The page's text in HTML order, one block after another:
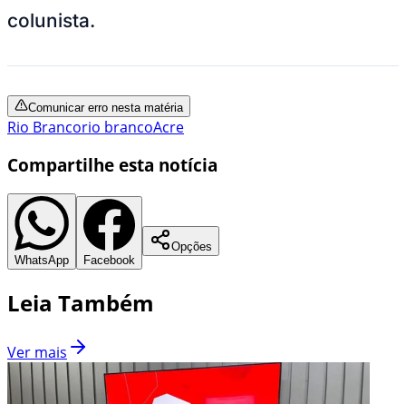
colunista.
Comunicar erro nesta matéria
Rio Brancorio brancoAcre
Compartilhe esta notícia
WhatsApp Facebook
Opções
Leia Também
Ver mais